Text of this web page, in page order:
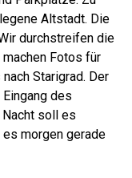
Altstadt. Die
durchstreifen die
Fotos für
Starigrad. Der
des
soll es
morgen gerade